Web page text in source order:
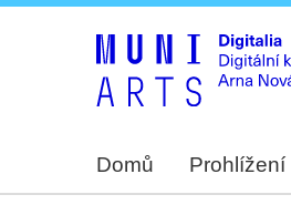
Domů Prohlížení